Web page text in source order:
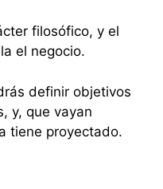
filosófico, y el
el negocio.
definir objetivos
y, que vayan
tiene proyectado.